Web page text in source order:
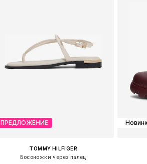
ПРЕДЛОЖЕНИЕ
TOMMY HILFIGER
Босоножки через палец